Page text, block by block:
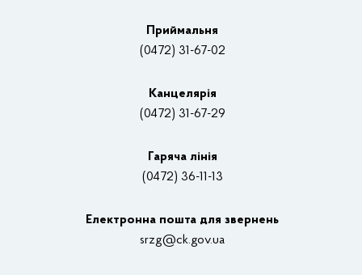
Нагороди
Контакти
Структурні підрозділи ОДА
Приймальня
(0472) 31-67-02
Канцелярiя
(0472) 31-67-29
Гаряча лінія
(0472) 36-11-13
Електронна пошта для звернень
srzg@ck.gov.ua